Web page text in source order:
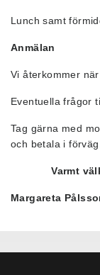
Lunch samt
Anmälan
Vi återkommer
Eventuella frågor
Tag gärna med
och betala i förväg.
Varmt
Margareta